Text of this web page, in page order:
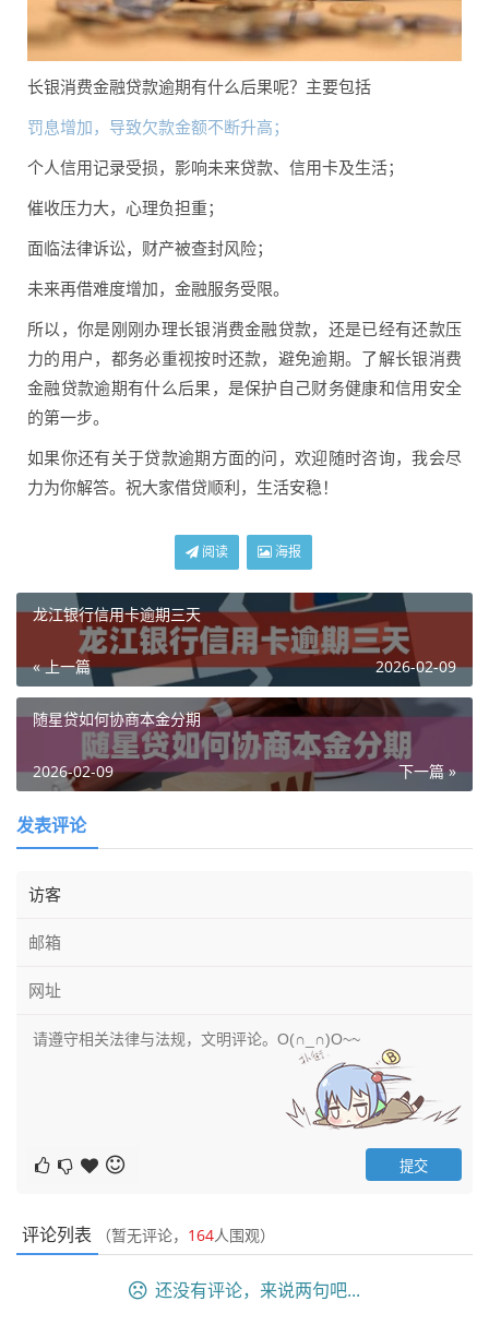
长银消费金融贷款逾期有什么后果呢？主要包括
罚息增加，导致欠款金额不断升高；
个人信用记录受损，影响未来贷款、信用卡及生活；
催收压力大，心理负担重；
面临法律诉讼，财产被查封风险；
未来再借难度增加，金融服务受限。
所以，你是刚刚办理长银消费金融贷款，还是已经有还款压
力的用户，都务必重视按时还款，避免逾期。了解长银消费
金融贷款逾期有什么后果，是保护自己财务健康和信用安全
的第一步。
如果你还有关于贷款逾期方面的问，欢迎随时咨询，我会尽
力为你解答。祝大家借贷顺利，生活安稳！
阅读 海报
龙江银行信用卡逾期三天
« 上一篇 2026-02-09
随星贷如何协商本金分期
下一篇 »
2026-02-09
发表评论
评论列表 （暂无评论， 164人围观）
还没有评论，来说两句吧...